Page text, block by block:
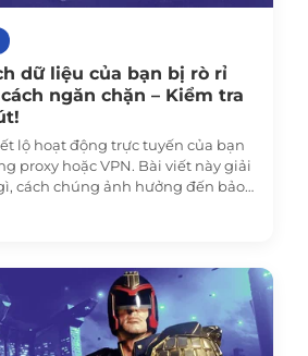
dữ liệu của bạn bị rò rỉ
ngăn chặn – Kiểm tra
lộ hoạt động trực tuyến của bạn
proxy hoặc VPN. Bài viết này giải
cách chúng ảnh hưởng đến bảo
để bảo vệ quyền riêng tư của